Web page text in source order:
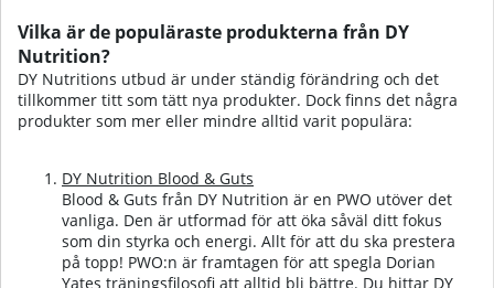
Vilka är de populäraste produkterna från DY
Nutrition?
DY Nutritions utbud är under ständig förändring och det
tillkommer titt som tätt nya produkter. Dock finns det några
produkter som mer eller mindre alltid varit populära:
DY Nutrition Blood & Guts
Blood & Guts från DY Nutrition är en PWO utöver det
vanliga. Den är utformad för att öka såväl ditt fokus
som din styrka och energi. Allt för att du ska prestera
på topp! PWO:n är framtagen för att spegla Dorian
Yates träningsfilosofi att alltid bli bättre. Du hittar DY